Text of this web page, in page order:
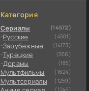
Категория
Сериалы (14572)
Русские (4501)
Зарубежные (14173)
Турецкие (566)
Дорамы (185)
Мультфильмы (1624)
Мультсериалы (1259)
(1245)